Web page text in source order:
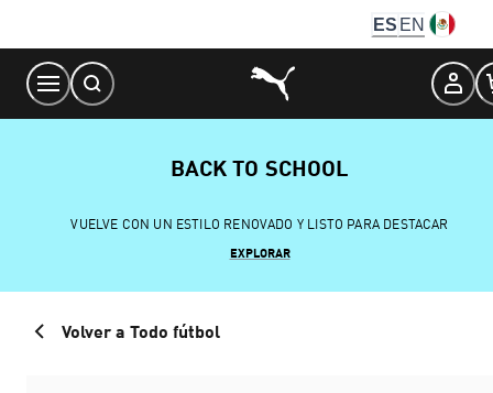
Content
ES EN
BACK TO SCHOOL
VUELVE CON UN ESTILO RENOVADO Y LISTO PARA DESTACAR
EXPLORAR
Volver a Todo fútbol